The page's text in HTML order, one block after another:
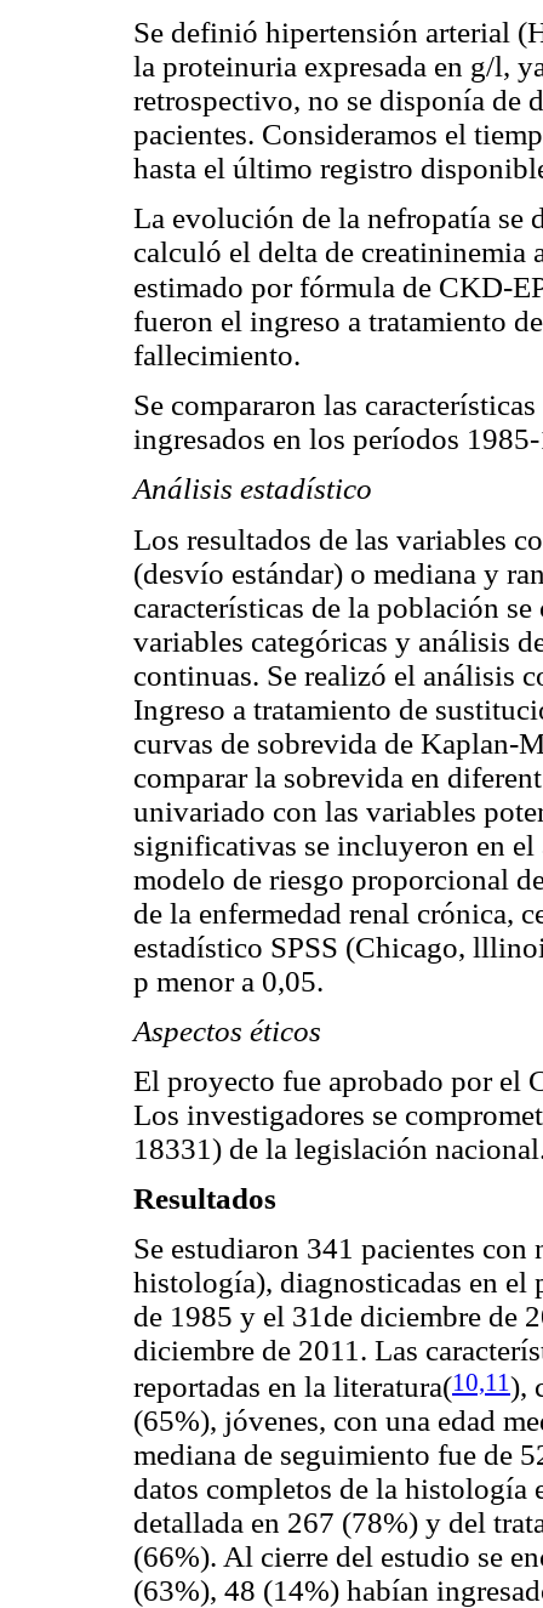
Se definió hipertensión arterial
la proteinuria expresada en g/l,
retrospectivo, no se disponía de
pacientes. Consideramos el
hasta el último registro
La evolución de la nefropatía se
calculó el delta de
estimado por fórmula de CKD-
fueron el ingreso a tratamiento
fallecimiento.
Se compararon las
ingresados en los períodos
Análisis estadístico
Los resultados de las variables
(desvío estándar) o mediana y
características de la población
variables categóricas y análisis
continuas. Se realizó el análisis
Ingreso a tratamiento de
curvas de sobrevida de Kaplan-
comparar la sobrevida en
univariado con las variables
significativas se incluyeron en
modelo de riesgo proporcional
de la enfermedad renal crónica,
estadístico SPSS (Chicago,
p menor a 0,05.
Aspectos éticos
El proyecto fue aprobado por el
Los investigadores se
18331) de la legislación
Resultados
Se estudiaron 341 pacientes
histología), diagnosticadas en el
de 1985 y el 31de diciembre de
diciembre de 2011. Las
reportadas en la literatura(10,11),
(65%), jóvenes, con una edad
mediana de seguimiento fue de
datos completos de la histología
detallada en 267 (78%) y del
(66%). Al cierre del estudio se
(63%), 48 (14%) habían